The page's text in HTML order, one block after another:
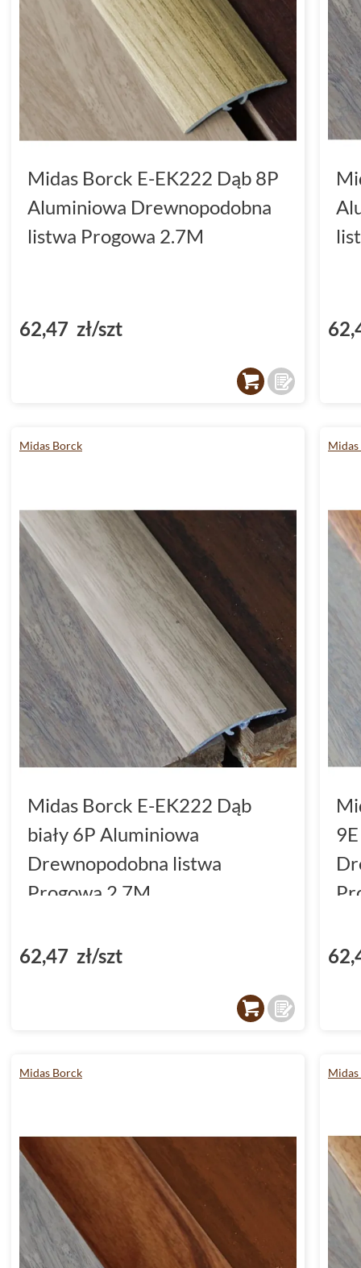
Midas Borck E-EK222 Dąb 8P
Aluminiowa Drewnopodobna
listwa Progowa 2.7M
62,47 zł/szt
Midas Borck
Midas Borck E-EK222 Dąb
biały 6P Aluminiowa
Drewnopodobna listwa
Progowa 2.7M
62,47 zł/szt
Midas Borck